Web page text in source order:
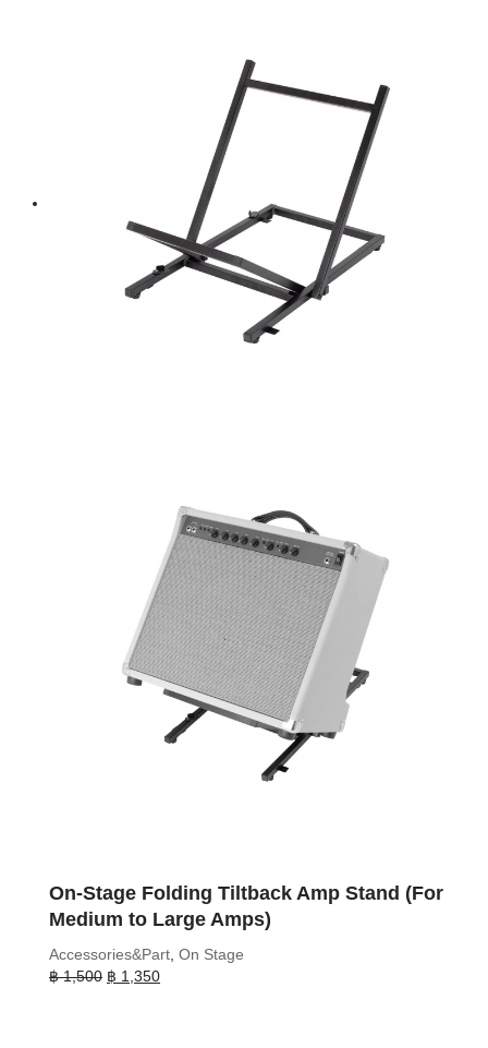
On-Stage Folding Tiltback Amp Stand (For
Medium to Large Amps)
Accessories&Part On Stage
฿1,500 Original
฿ 1,350Current